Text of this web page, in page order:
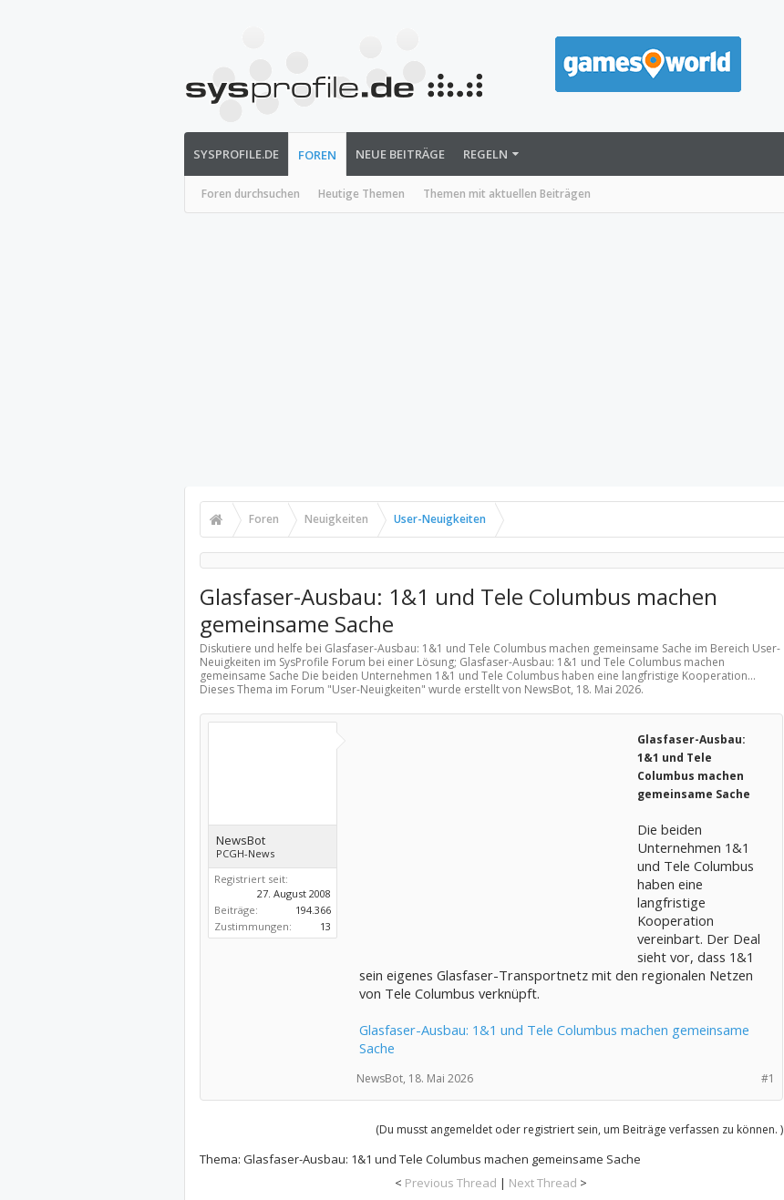
SYSPROFILE.DE FOREN
Foren durchsuchen Heutige Themen Themen mit aktuellen Beiträgen
NEUE BEITRÄGE REGELN
Foren Neuigkeiten User-Neuigkeiten
Glasfaser-Ausbau: 1&1 und Tele Columbus machen
gemeinsame Sache
Diskutiere und helfe bei Glasfaser-Ausbau: 1&1 und Tele Columbus machen gemeinsame Sache im Bereich User-
Neuigkeiten im SysProfile Forum bei einer Lösung; Glasfaser-Ausbau: 1&1 und Tele Columbus machen
gemeinsame Sache Die beiden Unternehmen 1&1 und Tele Columbus haben eine langfristige Kooperation...
Dieses Thema im Forum "User-Neuigkeiten" wurde erstellt von NewsBot, 18. Mai 2026.
NewsBot
PCGH-News
Registriert seit:
27. August 2008
Beiträge:
194.366
Zustimmungen:
13
Glasfaser-Ausbau:
1&1 und Tele
Columbus machen
gemeinsame Sache
Die beiden
Unternehmen 1&1
und Tele Columbus
haben eine
langfristige
Kooperation
vereinbart. Der Deal
sieht vor, dass 1&1
sein eigenes Glasfaser-Transportnetz mit den regionalen Netzen
von Tele Columbus verknüpft.
Glasfaser-Ausbau: 1&1 und Tele Columbus machen gemeinsame
Sache
#1
NewsBot, 18. Mai 2026
(Du musst angemeldet oder registriert sein, um Beiträge verfassen zu können. )
Thema: Glasfaser-Ausbau: 1&1 und Tele Columbus machen gemeinsame Sache
< Previous Thread | Next Thread >